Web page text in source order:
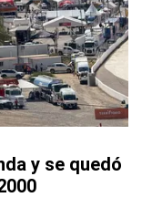
y se quedó